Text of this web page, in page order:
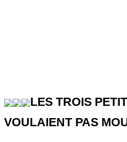
LES TROIS
VOULAIENT PAS